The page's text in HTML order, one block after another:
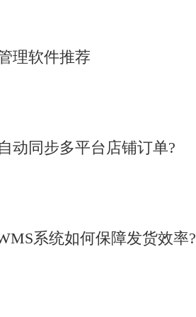
理软件推荐
动同步多平台店铺订单?
系统如何保障发货效率?